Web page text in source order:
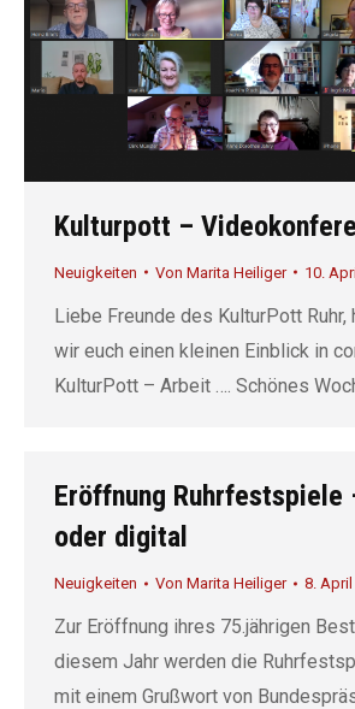
Kulturpott –
Neuigkeiten Von Marita Heiliger 10.
Liebe Freunde des KulturPott Ruhr,
wir euch einen kleinen Einblick in
KulturPott – Arbeit …. Schönes
Eröffnung Ruhrfestspiele
oder digital
Neuigkeiten Von Marita Heiliger 8. April
Zur Eröffnung ihres 75.jährigen
diesem Jahr werden die
mit einem Grußwort von